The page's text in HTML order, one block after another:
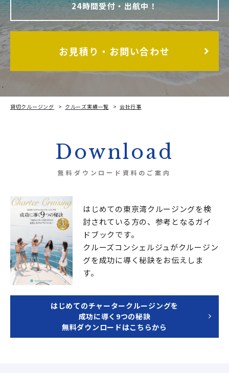
24時間受付・出航中！
お見積り・お問い合わせ
貸切クルージング クルーズ実績一覧 会社行事
Download
無料ダウンロード資料のご案内
はじめての東京湾クルージングを検
討されている方の、 参考となるガイ
ドブックです。
クルーズコンシェルジュがクルージン
グを成功に導く秘訣をお伝えしま
す。
はじめてのチャータークルージングを
成功に導く9つの秘訣
無料ダウンロードはこちらから